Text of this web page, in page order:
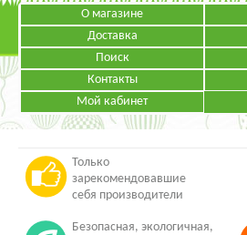
+7 (499)391-49-83Телефон в
Режим работы:
Пн-Пт: с 09.00 до 19.00
НАПИСАТЬ
О магазине
Доставка
Поиск
Контакты
Мой кабинет
Только
зарекомендовавшие
себя производители
Безопасная, экологичная,